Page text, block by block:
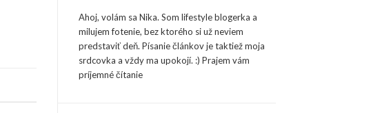
Ahoj, volám sa Nika. Som lifestyle blogerka a
milujem fotenie, bez ktorého si už neviem
predstaviť deň. Písanie článkov je taktiež moja
srdcovka a vždy ma upokojí. :) Prajem vám
príjemné čítanie